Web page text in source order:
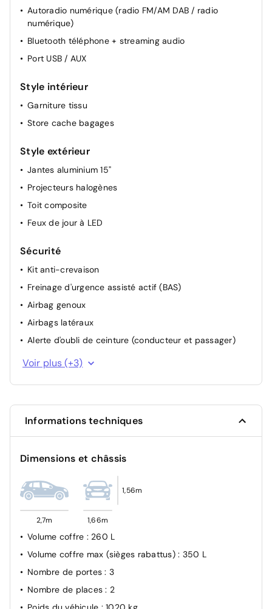
Vitrage panoramique légèrement teinté
Chargeur de bord 22 kw avec fonction de charge
rapide
Lunette arrière chauffante
Siège conducteur réglable en hauteur
Rétroviseurs extérieurs chauffants à réglage
Autoradio numérique (radio FM/AM DAB / radio
numérique)
Bluetooth téléphone + streaming audio
Port USB / AUX
Style intérieur
Garniture tissu
Store cache bagages
Style extérieur
Jantes aluminium 15"
Projecteurs halogènes
Toit composite
Feux de jour à LED
Sécurité
Kit anti-crevaison
Freinage d'urgence assisté actif (BAS)
Airbag genoux
Airbags latéraux
Alerte d'oubli de ceinture (conducteur et passager)
Contrôle pression de gonflage des pneus
Voir plus (+3)
Informations techniques
Dimensions et châssis
2,7m 1,66m
1,56m
Volume coffre : 260 L
Volume coffre max (sièges rabattus) : 350 L
Nombre de portes: 3
Nombre de places: 2